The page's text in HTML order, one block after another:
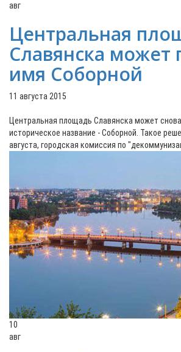
авг
Центральная
Славянска может
имя Соборной
11 августа 2015
Центральная площадь Славянска может
историческое название - Соборной. Такое
августа, городская комиссия по
10
авг